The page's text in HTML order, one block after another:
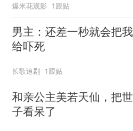
爆米花观影 1跟贴
男主：还差一秒就会把我
给吓死
长歌追剧 1跟贴
和亲公主美若天仙，把世
子看呆了